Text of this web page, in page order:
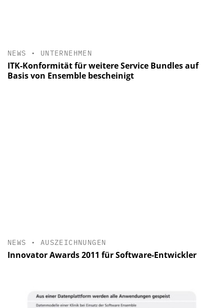
NEWS • UNTERNEHMEN
ITK-Konformität für weitere Service Bundles auf
Basis von Ensemble bescheinigt
NEWS • AUSZEICHNUNGEN
Innovator Awards 2011 für Software-Entwickler